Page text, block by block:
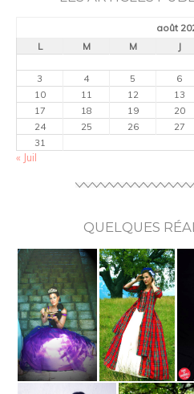
août
L
M M J
3
4 5 6
10
11 12 13
17
18 19 20
24
25 26 27
31
« Juil
QUELQUES